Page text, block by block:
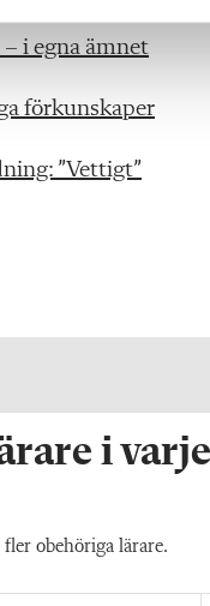
i egna ämnet
förkunskaper
”Vettigt”
i varje
obehöriga lärare.